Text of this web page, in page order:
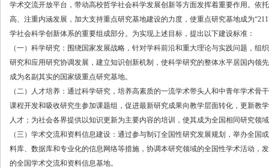
学术交流开放平台，带动高校哲学社会科学发展创新等方面发挥着重要作用。依
高、注重内涵发展，加大支持重点研究基地建设的力度，使重点研究基地成为“
学社会科学创新体系的重要组成部分。为实现上述目标，提出以下建设标准：
（一）科学研究：围绕国家发展战略，针对学科前沿和重大理论与实践问题，组
研究和应用研究协调发展，建立知识创新机制，使科学研究的整体水平居国内领
成为名副其实的国家级重点研究基地。
（二）人才培养：通过科学研究，培养高素质的一流学术带头人和中青年学术骨
课程开发和吸收研究生参加课题组，促进最新研究成果向教学层面转化，更新教
人才；为社会各界提供以知识更新为主要内容的培训，使其成为全国相同研究领
（三）学术交流和资料信息建设：通过参与制订全国性研究发展规划，举办全国
料库、数据库和专业化的信息网络等措施，协调本研究领域的全国性学术活动，
的全国学术交流和资料信息基地。